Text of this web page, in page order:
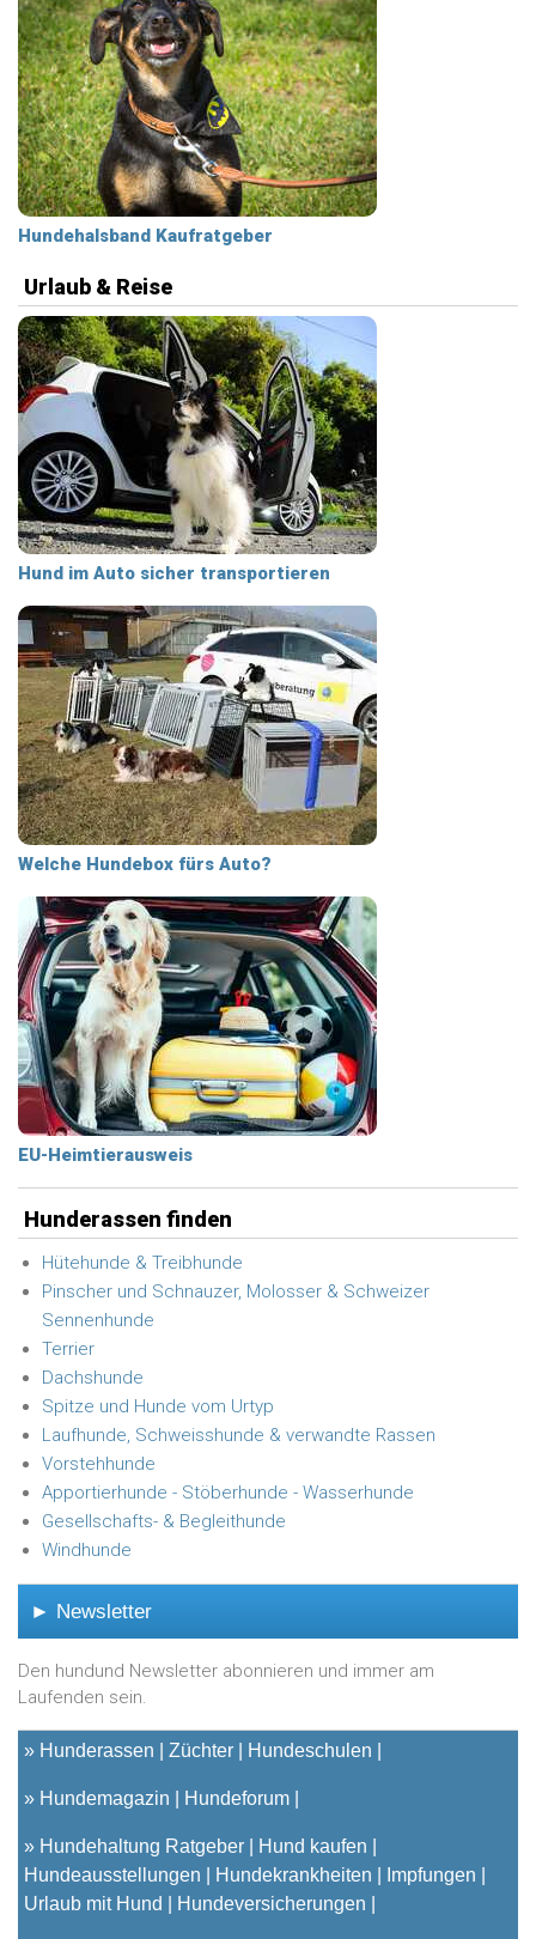
Hundehalsband Kaufratgeber
Urlaub & Reise
Hund im Auto sicher transportieren
Welche Hundebox fürs Auto?
EU-Heimtierausweis
Hunderassen finden
Hütehunde & Treibhunde
Pinscher und Schnauzer, Molosser & Schweizer
Sennenhunde
Terrier
Dachshunde
Spitze und Hunde vom Urtyp
Laufhunde, Schweisshunde & verwandte Rassen
Vorstehhunde
Apportierhunde - Stöberhunde - Wasserhunde
Gesellschafts- & Begleithunde
Windhunde
► Newsletter
Den hundund Newsletter abonnieren und immer am
Laufenden sein.
» Hunderassen Züchter Hundeschulen
» Hundemagazin Hundeforum
» Hundehaltung Ratgeber
Hund kaufen
Hundeausstellungen
Hundekrankheiten
Impfungen
Urlaub mit Hund
Hundeversicherungen